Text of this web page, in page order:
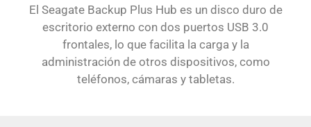
El Seagate Backup Plus Hub es un disco duro de
escritorio externo con dos puertos USB 3.0
frontales, lo que facilita la carga y la
administración de otros dispositivos, como
teléfonos, cámaras y tabletas.